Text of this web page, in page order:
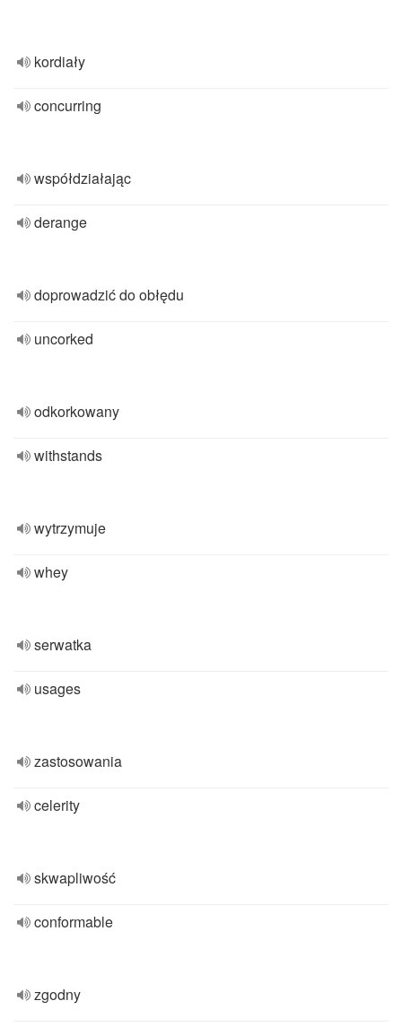
kordiały
concurring
współdziałając
derange
doprowadzić do obłędu
uncorked
odkorkowany
withstands
wytrzymuje
whey
serwatka
usages
zastosowania
celerity
skwapliwość
conformable
zgodny